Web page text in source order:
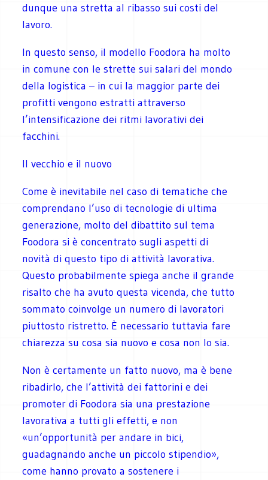
dunque una stretta al ribasso sui costi del
lavoro.
In questo senso, il modello Foodora ha molto
in comune con le strette sui salari del mondo
della logistica – in cui la maggior parte dei
profitti vengono estratti attraverso
l’intensificazione dei ritmi lavorativi dei
facchini.
Il vecchio e il nuovo
Come è inevitabile nel caso di tematiche che
comprendano l’uso di tecnologie di ultima
generazione, molto del dibattito sul tema
Foodora si è concentrato sugli aspetti di
novità di questo tipo di attività lavorativa.
Questo probabilmente spiega anche il grande
risalto che ha avuto questa vicenda, che tutto
sommato coinvolge un numero di lavoratori
piuttosto ristretto. È necessario tuttavia fare
chiarezza su cosa sia nuovo e cosa non lo sia.
Non è certamente un fatto nuovo, ma è bene
ribadirlo, che l’attività dei fattorini e dei
promoter di Foodora sia una prestazione
lavorativa a tutti gli effetti, e non
«un’opportunità per andare in bici,
guadagnando anche un piccolo stipendio»,
come hanno provato a sostenere i